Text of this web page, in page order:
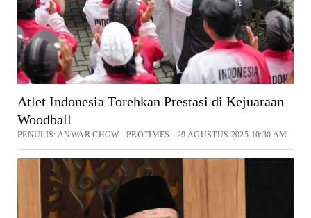
Atlet Indonesia Torehkan Prestasi di Kejuaraan
Woodball
PENULIS: ANWAR CHOW PROTIMES 29 AGUSTUS 2025 10:30 AM